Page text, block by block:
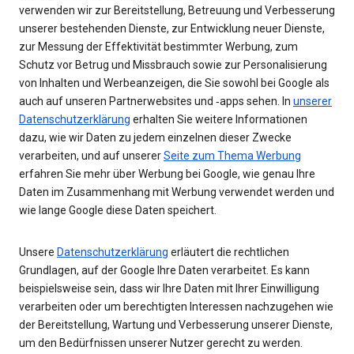
verwenden wir zur Bereitstellung, Betreuung und Verbesserung
unserer bestehenden Dienste, zur Entwicklung neuer Dienste,
zur Messung der Effektivität bestimmter Werbung, zum
Schutz vor Betrug und Missbrauch sowie zur Personalisierung
von Inhalten und Werbeanzeigen, die Sie sowohl bei Google als
auch auf unseren Partnerwebsites und ‑apps sehen. In unserer
Datenschutzerklärung erhalten Sie weitere Informationen
dazu, wie wir Daten zu jedem einzelnen dieser Zwecke
verarbeiten, und auf unsererSeite zum Thema Werbung
erfahren Sie mehr über Werbung bei Google, wie genau Ihre
Daten im Zusammenhang mit Werbung verwendet werden und
wie lange Google diese Daten speichert.
Unsere Datenschutzerklärung erläutert die rechtlichen
Grundlagen, auf der Google Ihre Daten verarbeitet. Es kann
beispielsweise sein, dass wir Ihre Daten mit Ihrer Einwilligung
verarbeiten oder um berechtigten Interessen nachzugehen wie
der Bereitstellung, Wartung und Verbesserung unserer Dienste,
um den Bedürfnissen unserer Nutzer gerecht zu werden.